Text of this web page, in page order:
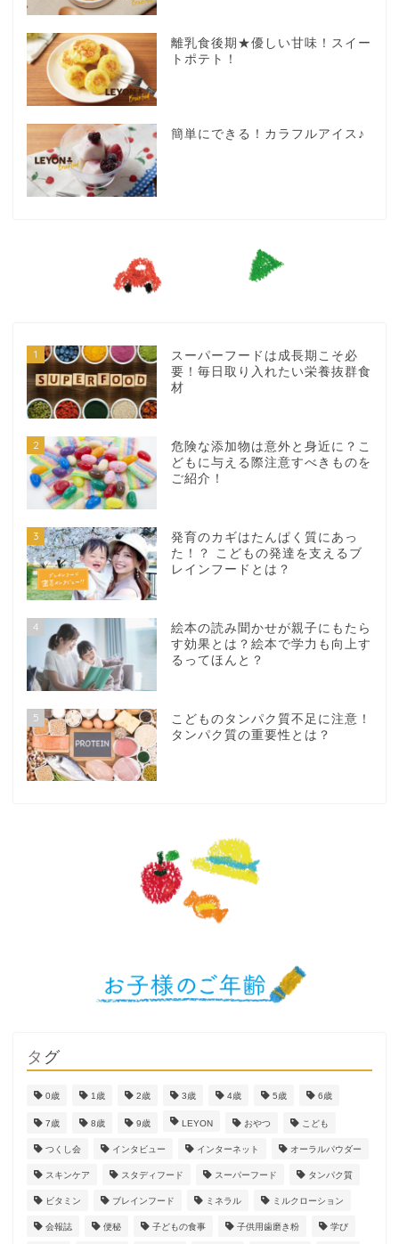
離乳食後期★優しい甘味！スイー
トポテト！
簡単にできる！カラフルアイス♪
1
スーパーフードは成長期こそ必
要！毎日取り入れたい栄養抜群食
材
2
危険な添加物は意外と身近に？こ
どもに与える際注意すべきものを
ご紹介！
3
発育のカギはたんぱく質にあっ
た！？ こどもの発達を支えるブ
レインフードとは？
4
絵本の読み聞かせが親子にもたら
す効果とは？絵本で学力も向上す
るってほんと？
5
こどものタンパク質不足に注意！
タンパク質の重要性とは？
タグ
0歳 1歳 2歳 3歳 4歳 5歳 6歳
7歳 8歳 9歳 LEYON おやつ こども
つくし会 インタビュー インターネット オーラルパウダー
スキンケア スタディフード スーパーフード タンパク質
ビタミン ブレインフード ミネラル ミルクローション
会報誌 便秘 子どもの食事 子供用歯磨き粉 学び